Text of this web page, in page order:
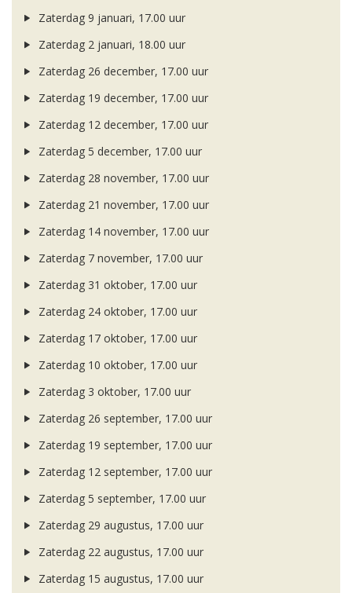
Zaterdag 9 januari, 17.00 uur
Zaterdag 2 januari, 18.00 uur
Zaterdag 26 december, 17.00 uur
Zaterdag 19 december, 17.00 uur
Zaterdag 12 december, 17.00 uur
Zaterdag 5 december, 17.00 uur
Zaterdag 28 november, 17.00 uur
Zaterdag 21 november, 17.00 uur
Zaterdag 14 november, 17.00 uur
Zaterdag 7 november, 17.00 uur
Zaterdag 31 oktober, 17.00 uur
Zaterdag 24 oktober, 17.00 uur
Zaterdag 17 oktober, 17.00 uur
Zaterdag 10 oktober, 17.00 uur
Zaterdag 3 oktober, 17.00 uur
Zaterdag 26 september, 17.00 uur
Zaterdag 19 september, 17.00 uur
Zaterdag 12 september, 17.00 uur
Zaterdag 5 september, 17.00 uur
Zaterdag 29 augustus, 17.00 uur
Zaterdag 22 augustus, 17.00 uur
Zaterdag 15 augustus, 17.00 uur